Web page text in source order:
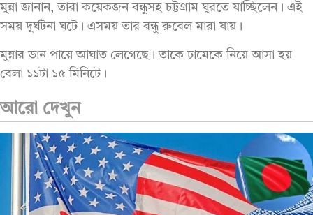
মুন্না জানান, তারা কয়েকজন বন্ধুসহ চট্টগ্রাম ঘুরতে যাচ্ছিলেন। এই
সময় দুর্ঘটনা ঘটে। এসময় তার বন্ধু রুবেল মারা যায়।
মুন্নার ডান পায়ে আঘাত লেগেছে। তাকে ঢামেকে নিয়ে আসা হয়
বেলা ১১টা ১৫ মিনিটে।
আরো দেখুন